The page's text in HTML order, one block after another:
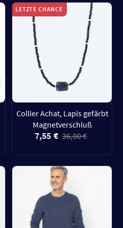
LETZTE CHANCE
Collier Achat, Lapis gefärbt
Magnetverschluß
7,55 € 36,00 €